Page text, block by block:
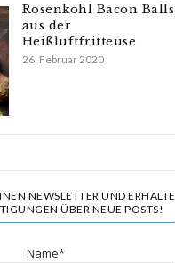
Rosenkohl Bacon Balls
aus der
Heißluftfritteuse
26. Februar 2020
NEWSLETTER UND ERHALTE
ÜBER NEUE POSTS!
Name*